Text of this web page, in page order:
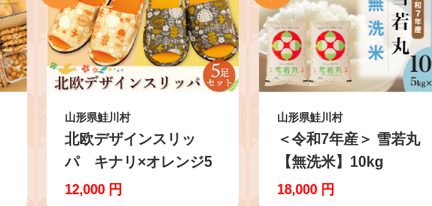
山形県鮭川村
北欧デザインスリッ
パ キナリ×オレンジ5
足セット
12,000 円
山形県鮭川村
＜令和7年産＞ 雪若丸
【無洗米】10kg
（5kg×2袋）＜配送時
18,000 円